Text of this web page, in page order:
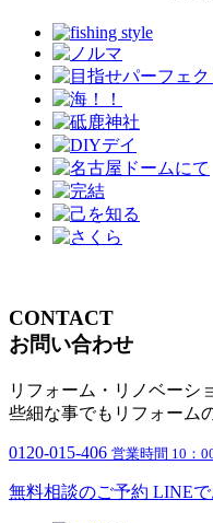
CONTACT
お問い合わせ
リフォーム・リノベーシ
些細な事でもリフォーム
0120-015-406 営業時間 10：
無料相談のご予約 LINE